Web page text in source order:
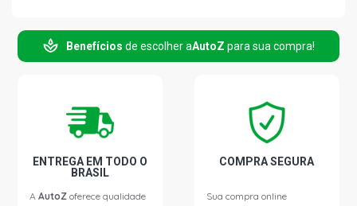
PALIO ELX HATCH 1.0 8V FIASA GASOLINA (1996 - 2001)
PALIO YOUNG HATCH 1.0 8V FIASA GASOLINA (2000 -
PALIO EL HATCH 1.5 8V FIASA GASOLINA (1996 - 2000)
Benefícios de escolher aAutoZ para sua compra!
ENTREGA EM TODO O
BRASIL
AAutoZ oferece qualidade
COMPRA SEGURA
Sua compra online